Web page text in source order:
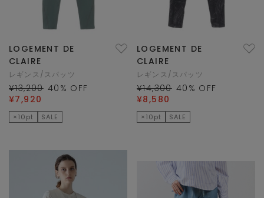
LOGEMENT DE
CLAIRE
レギンス/スパッツ
¥13,200 40 % OFF
¥7,920
×10pt SALE
LOGEMENT DE
CLAIRE
レギンス/スパッツ
¥14,300 40 % OFF
¥8,580
×10pt SALE